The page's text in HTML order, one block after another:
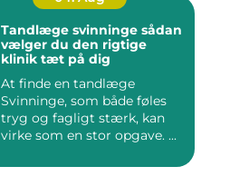
Tandlæge svinninge sådan
vælger du den rigtige
klinik tæt på dig
At finde en tandlæge
Svinninge, som både føles
tryg og fagligt stærk, kan
virke som en stor opgave. ...